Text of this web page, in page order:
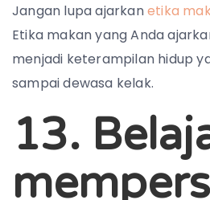
Jangan lupa ajarkanetika
Etika makan yang Anda
menjadi keterampilan hidup
sampai dewasa kelak.
13.